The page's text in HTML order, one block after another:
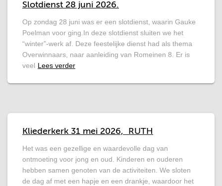
Slotdienst 28 juni 2026.
Op zondag 28 juni was er een slotdienst, waarin Gauke
Poelman voor ging.In deze slotdienst sluiten we het
“winter”-werk af. Deze feestelijke dienst had als thema
Overwinnaars, naar aanleiding van Romeinen 8. Er is
veel Lees verder
Kliederkerk 31 mei 2026, RUTH
Het was een gezellige en waardevolle dag van
ontmoeting voor jong en oud. Kinderen en ouderen
hebben samen genoten van de activiteiten. We sloten
de dag af met een hapje en een drankje, waardoor het